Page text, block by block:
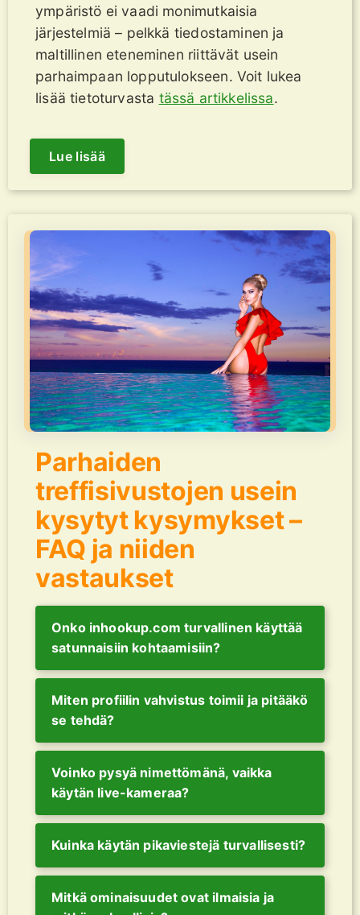
ympäristö ei vaadi monimutkaisia
järjestelmiä – pelkkä tiedostaminen ja
maltillinen eteneminen riittävät usein
parhaimpaan lopputulokseen. Voit lukea
lisää tietoturvasta tässä artikkelissa.
Lue lisää
Parhaiden
treffisivustojen usein
kysytyt kysymykset –
FAQ ja niiden
vastaukset
Onko inhookup.com turvallinen käyttää
satunnaisiin kohtaamisiin?
Miten profiilin vahvistus toimii ja pitääkö
se tehdä?
Voinko pysyä nimettömänä, vaikka
käytän live-kameraa?
Kuinka käytän pikaviestejä turvallisesti?
Mitkä ominaisuudet ovat ilmaisia ja